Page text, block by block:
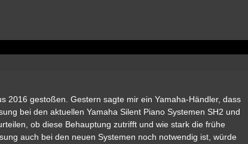
2016 gestoßen. Gestern sagte mir ein Yamaha-Händler, dass
bei den aktuellen Yamaha Silent Piano Systemen SH2 und
ob diese Behauptung zutrifft und wie stark die frühe
auch bei den neuen Systemen noch notwendig ist, würde